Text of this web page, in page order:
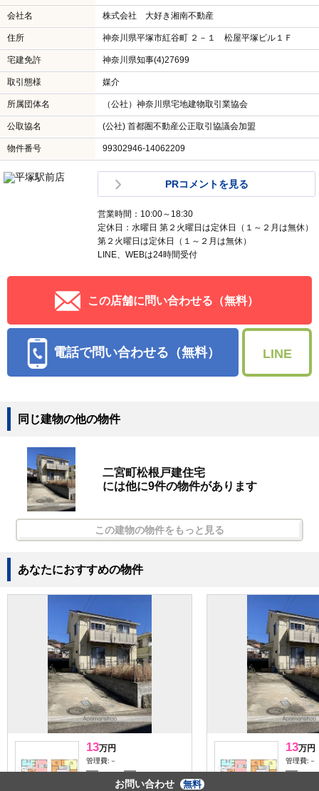
会社名 株式会社 大好き湘南不動産
住所 神奈川県平塚市紅谷町 ２－１ 松屋平塚ビル１Ｆ
宅建免許 神奈川県知事(4)27699
取引態様 媒介
所属団体名 （公社）神奈川県宅地建物取引業協会
公取協名 (公社) 首都圏不動産公正取引協議会加盟
物件番号 99302946-14062209
PRコメントを見る
営業時間：10:00～18:30
定休日：水曜日 第２火曜日は定休日（１～２月は無休）
第２火曜日は定休日（１～２月は無休）
LINE、WEBは24時間受付
この店舗に問い合わせる（無料）
電話で問い合わせる（無料） LINE
同じ建物の他の物件
二宮町松根戸建住宅
には他に9件の物件があります
この建物の物件をもっと見る
あなたにおすすめの物件
13万円
管理費:－
13万円
管理費:－
お問い合わせ 無料